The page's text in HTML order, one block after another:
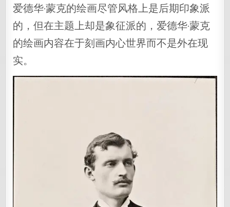
爱德华·蒙克的绘画尽管风格上是后期印象派
的，但在主题上却是象征派的，爱德华·蒙克
的绘画内容在于刻画内心世界而不是外在现
实。